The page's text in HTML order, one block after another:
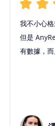
我不小心
但是
有數據，